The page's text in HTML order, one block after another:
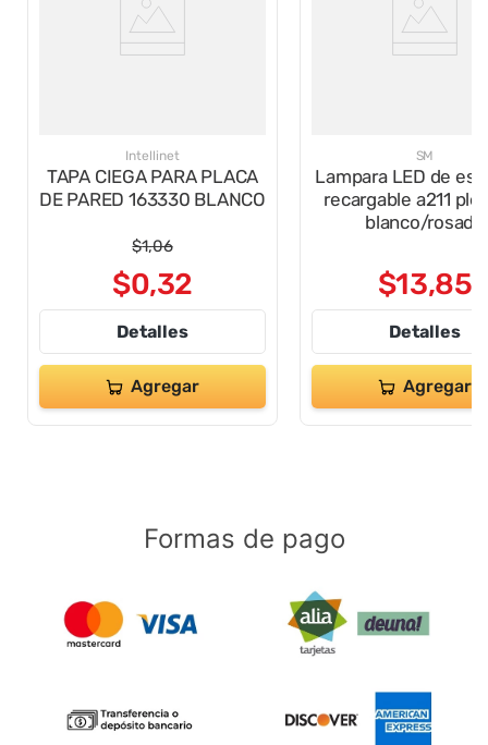
Intellinet
TAPA CIEGA PARA PLACA
DE PARED 163330 BLANCO
$1,06
$0,32
Detalles
Agregar
SM
Lampara LED de
recargable a211
blanco/rosado
$13,85
Detalles
Agregar
Formas de pago